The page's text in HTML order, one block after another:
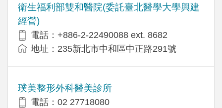
衛生福利部雙和醫院(委託臺北醫學大學興建
經營)
電話：+​886-2-22490088 ext. 8682
地址：​235新北市中和區中正路291號
璞美整形外科醫美診所
電話：02 27718080